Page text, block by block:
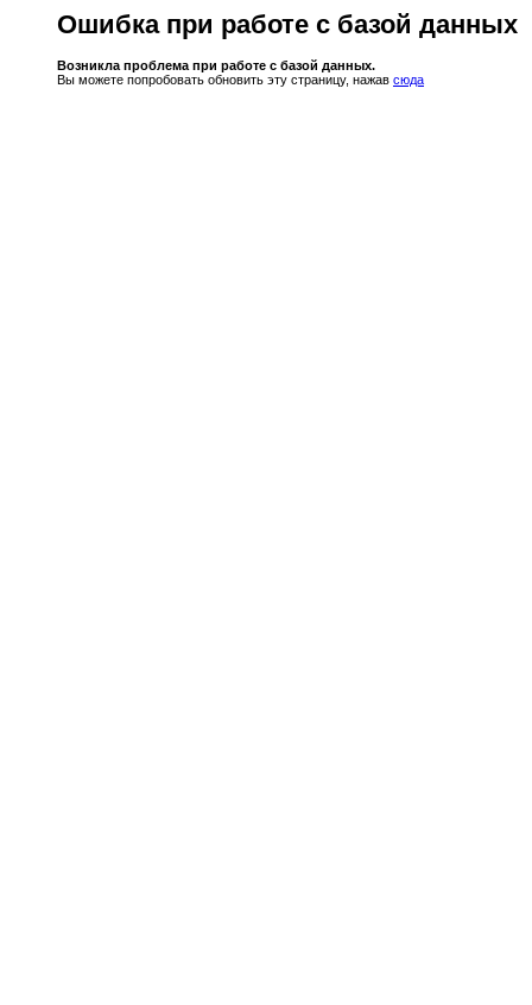
Ошибка при работе с базой данных
Возникла проблема при работе с базой данных.
Вы можете попробовать обновить эту страницу, нажав сюда